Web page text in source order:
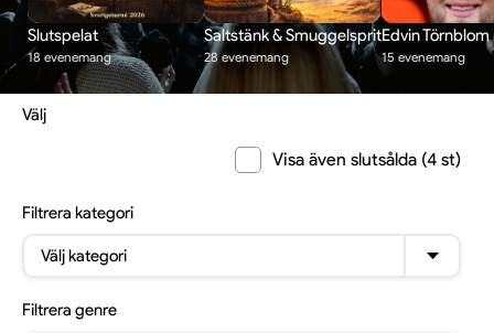
Slutspelat
18 evenemang
Saltstänk & Smuggelsprit
28 evenemang
Edvin Törnblom
15 evenemang
Välj
Visa även slutsålda (4 st)
Filtrera kategori
Välj kategori
Filtrera genre